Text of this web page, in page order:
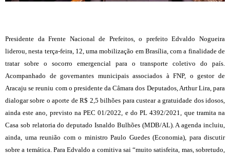
Presidente da Frente Nacional de Prefeitos, o prefeito Edvaldo Nogueira
liderou, nesta terça-feira, 12, uma mobilização em Brasília, com a finalidade de
tratar sobre o socorro emergencial para o transporte coletivo do país.
Acompanhado de governantes municipais associados à FNP, o gestor de
Aracaju se reuniu com o presidente da Câmara dos Deputados, Arthur Lira, para
dialogar sobre o aporte de R$ 2,5 bilhões para custear a gratuidade dos idosos,
ainda este ano, previsto na PEC 01/2022, e do PL 4392/2021, que tramita na
Casa sob relatoria do deputado Isnaldo Bulhões (MDB/AL). A agenda incluiu,
ainda, uma reunião com o ministro Paulo Guedes (Economia), para discutir
sobre a temática. Para Edvaldo a comitiva sai “muito satisfeita, mas, sobretudo,